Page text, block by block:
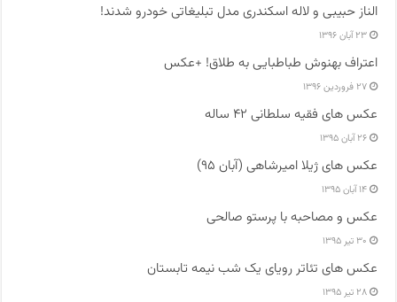
الناز حبیبی و لاله اسکندری مدل تبلیغاتی خودرو شدند!
۲۳ آبان ۱۳۹۶
اعتراف بهنوش طباطبایی به طلاق! +عکس
۲۷ فروردین ۱۳۹۶
عکس های فقیه سلطانی ۴۲ ساله
۲۶ آبان ۱۳۹۵
عکس های ژیلا امیرشاهی (آبان ۹۵)
۱۴ آبان ۱۳۹۵
عکس و مصاحبه با پرستو صالحی
۳۰ تیر ۱۳۹۵
عکس های تئاتر رویای یک شب نیمه تابستان
۲۸ تیر ۱۳۹۵